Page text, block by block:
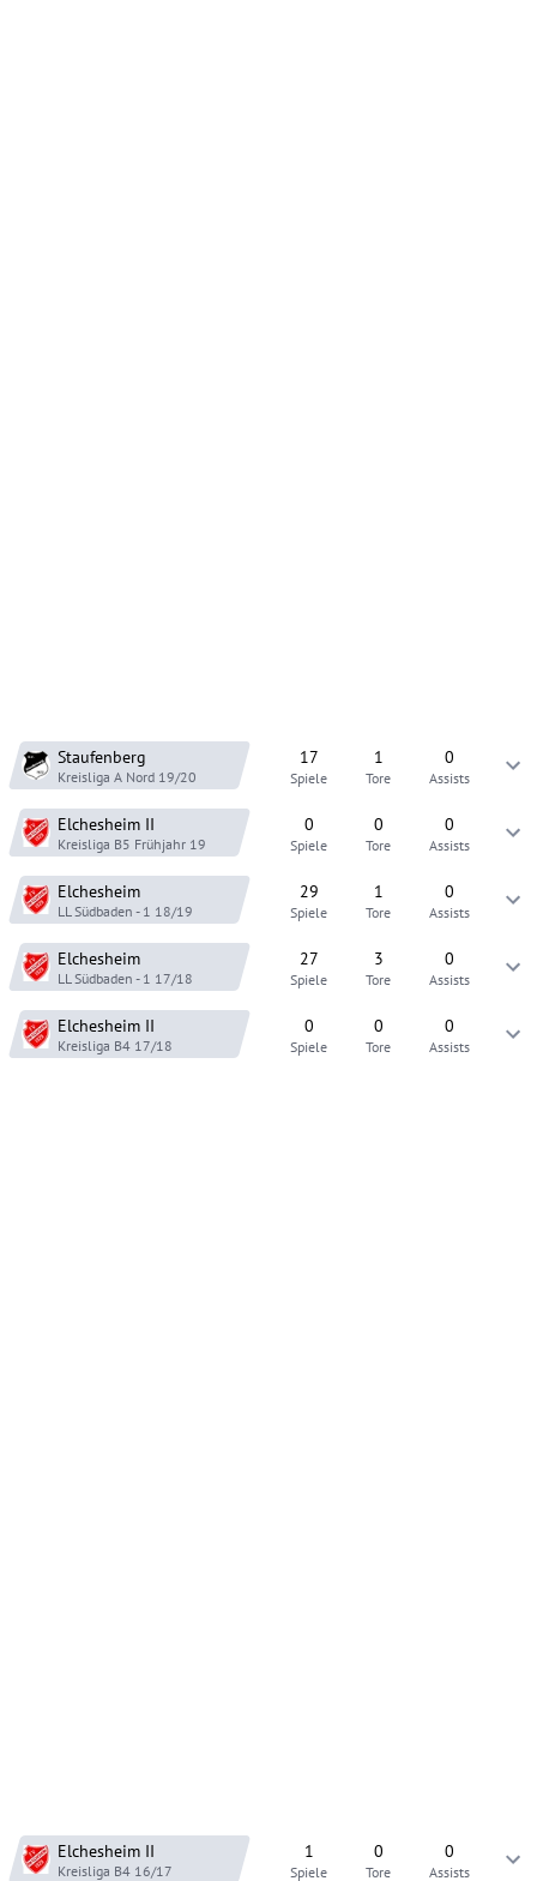
Staufenberg
Kreisliga A Nord 19/20
17
Spiele
1
Tore
0
Assists
Elchesheim II
Kreisliga B5 Frühjahr 19
0
Spiele
0
Tore
0
Assists
Elchesheim
LL Südbaden - 1 18/19
29
Spiele
1
Tore
0
Assists
Elchesheim
LL Südbaden - 1 17/18
27
Spiele
3
Tore
0
Assists
Elchesheim II
Kreisliga B4 17/18
0
Spiele
0
Tore
0
Assists
Elchesheim II
Kreisliga B4 16/17
1
Spiele
0
Tore
0
Assists